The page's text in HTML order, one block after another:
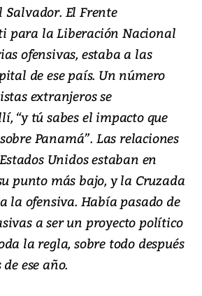
Salvador. El Frente
para la Liberación Nacional
ofensivas, estaba a las
de ese país. Un número
extranjeros se
“y tú sabes el impacto que
Panamá”. Las relaciones
Unidos estaban en
punto más bajo, y la Cruzada
la ofensiva. Había pasado de
a ser un proyecto político
la regla, sobre todo después
ese año.